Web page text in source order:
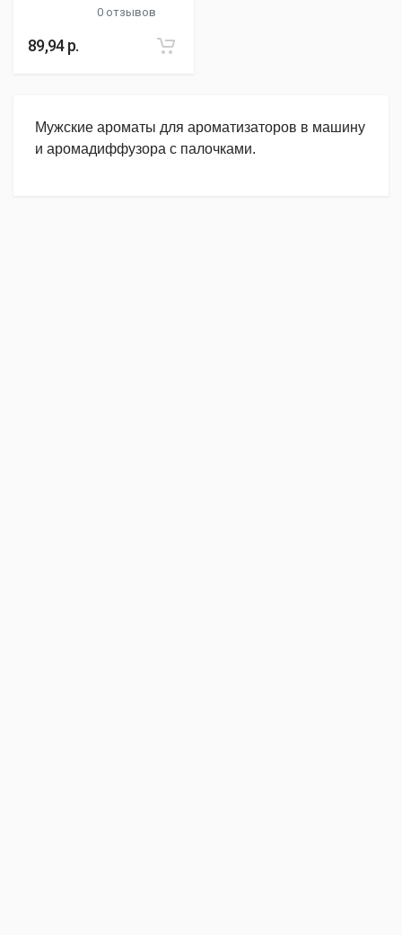
0 отзывов
89,94 р.
Мужские ароматы для ароматизаторов в машину
и аромадиффузора с палочками.